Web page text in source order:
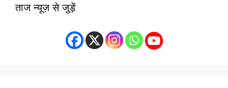
ताज न्यूज़ से जुड़ें